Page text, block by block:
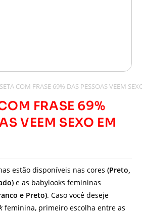
COM FRASE 69% DAS PESSOAS VEEM
FRASE 69%
VEEM SEXO EM
estão disponíveis nas cores (Preto,
e as babylooks femininas
e Preto). Caso você deseje
feminina, primeiro escolha entre as